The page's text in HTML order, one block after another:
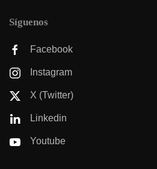
Síguenos
Facebook
Instagram
X (Twitter)
Linkedin
Youtube